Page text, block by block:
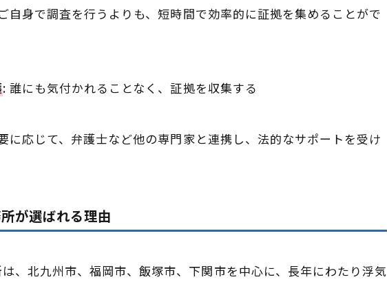
自身で調査を行うよりも、短時間で効率的に証拠を集めることがで
: 誰にも気付かれることなく、証拠を収集する
に応じて、弁護士など他の専門家と連携し、法的なサポートを受け
が選ばれる理由
、北九州市、福岡市、飯塚市、下関市を中心に、長年にわたり浮気